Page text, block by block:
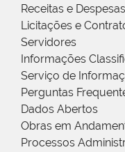
Receitas e Despesas
Licitações e
Servidores
Informações
Serviço de
Perguntas
Dados Abertos
Obras em
Processos